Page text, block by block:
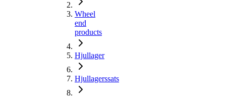
Wheel
end
products
Hjullager
Hjullagerssats